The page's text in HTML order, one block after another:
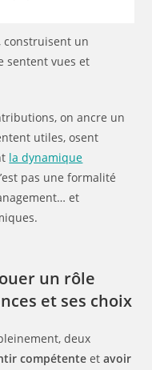
construisent un
sentent vues et
on ancre un
utiles, osent
la dynamique
pas une formalité
et
un rôle
et ses choix
deux
compétente etavoir